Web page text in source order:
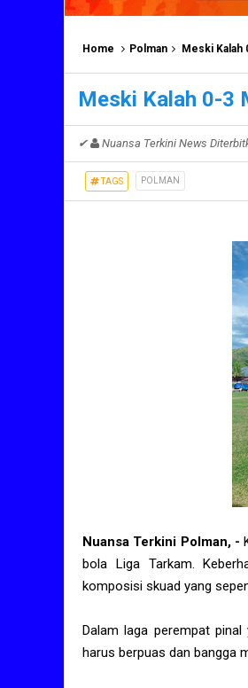
Home Polman Meski Kalah
Meski Kalah 0-3
✔ Nuansa Terkini News
TAGS POLMAN
Nuansa Terkini Polman, -
bola Liga Tarkam.
komposisi skuad yang
Dalam laga perempat
harus berpuas dan bangga